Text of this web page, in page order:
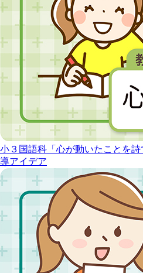
小３国語科「心が動いたことを
導アイデア